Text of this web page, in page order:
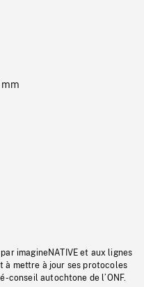
imagineNATIVE et aux lignes
à mettre à jour ses protocoles
conseil autochtone de l’ONF.